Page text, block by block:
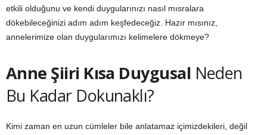
etkili olduğunu ve kendi duygularınızı nasıl mısralara
dökebileceğinizi adım adım keşfedeceğiz. Hazır mısınız,
annelerimize olan duygularımızı kelimelere dökmeye?
Anne Şiiri Kısa Duygusal Neden
Bu Kadar Dokunaklı?
Kimi zaman en uzun cümleler bile anlatamaz içimizdekileri, değil